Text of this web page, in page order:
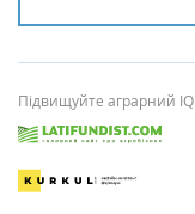
Підвищуйте аграрний IQ